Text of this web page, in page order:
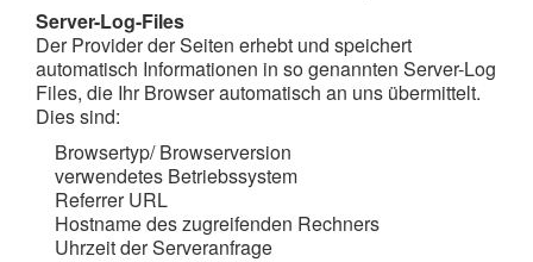
Server-Log-Files
Der Provider der Seiten erhebt und speichert
automatisch Informationen in so genannten Server-Log
Files, die Ihr Browser automatisch an uns übermittelt.
Dies sind:
Browsertyp/ Browserversion
verwendetes Betriebssystem
Referrer URL
Hostname des zugreifenden Rechners
Uhrzeit der Serveranfrage